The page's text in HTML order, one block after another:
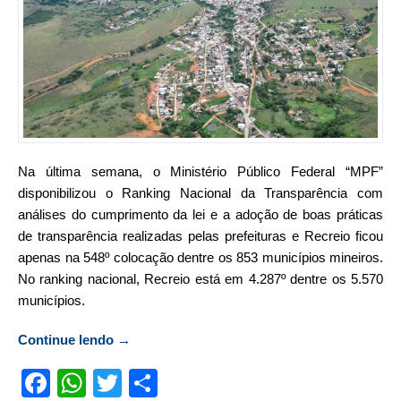
Na última semana, o Ministério Público Federal “MPF”
disponibilizou o Ranking Nacional da Transparência com
análises do cumprimento da lei e a adoção de boas práticas
de transparência realizadas pelas prefeituras e Recreio ficou
apenas na 548º colocação dentre os 853 municípios mineiros.
No ranking nacional, Recreio está em 4.287º dentre os 5.570
municípios.
Continue lendo “Recreio é o 548º no ranking do MPF sobre
→
Facebook
WhatsApp
Twitter